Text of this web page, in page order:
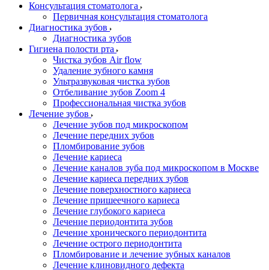
Консультация стоматолога
Первичная консультация стоматолога
Диагностика зубов
Диагностика зубов
Гигиена полости рта
Чистка зубов Air flow
Удаление зубного камня
Ультразвуковая чистка зубов
Отбеливание зубов Zoom 4
Профессиональная чистка зубов
Лечение зубов
Лечение зубов под микроскопом
Лечение передних зубов
Пломбирование зубов
Лечение кариеса
Лечение каналов зуба под микроскопом в Москве
Лечение кариеса передних зубов
Лечение поверхностного кариеса
Лечение пришеечного кариеса
Лечение глубокого кариеса
Лечение периодонтита зубов
Лечение хронического периодонтита
Лечение острого периодонтита
Пломбирование и лечение зубных каналов
Лечение клиновидного дефекта